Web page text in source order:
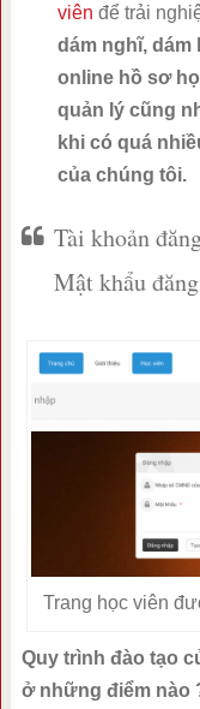
viên để trải
dám nghĩ, dám
online hồ sơ
quản lý cũng
khi có quá
của chúng tôi.
Tài khoản
Mật khẩu
Trang học viên
Quy trình đào tạo
ở những điểm nào